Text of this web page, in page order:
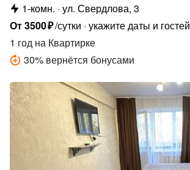
1-комн. ул. Свердлова, 3
От3500₽/сутки укажите даты и гостей
1 год на Квартирке
30% вернётся бонусами